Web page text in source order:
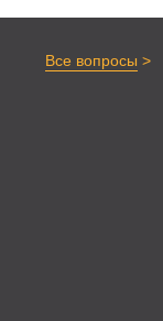
Все вопросы >